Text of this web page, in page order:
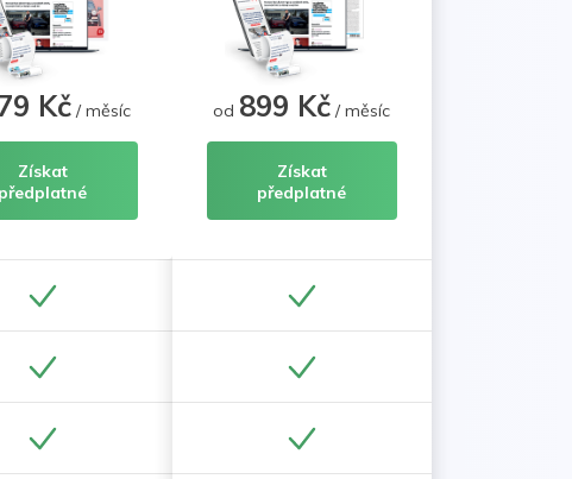
Kč / měsíc
Získat
předplatné
od 899 Kč / měsíc
Získat
předplatné